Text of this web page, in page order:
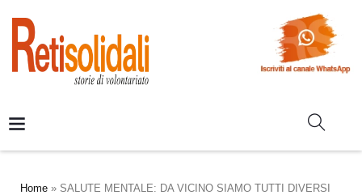
Home » SALUTE MENTALE: DA VICINO SIAMO TUTTI DIVERSI